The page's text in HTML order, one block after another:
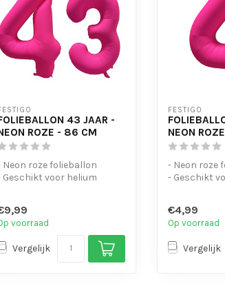
43 JAAR -
ROZE - 86 CM
Neon roze folieballon
Geschikt voor helium
voorraad
Vergelijk
FESTIGO
NEON
- Neon roze
- Geschikt
€4,99
Op voorraad
Vergelijk